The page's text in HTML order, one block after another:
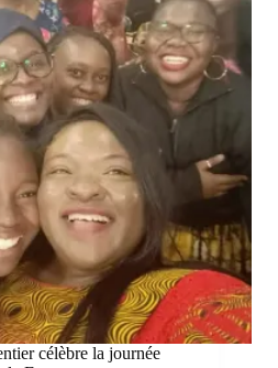
célèbre la journée